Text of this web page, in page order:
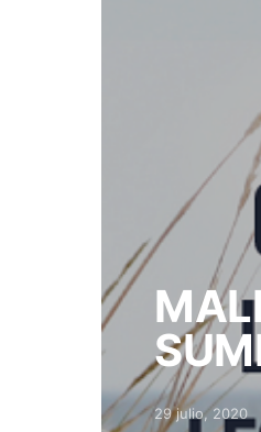
Posted on
29 julio, 2020